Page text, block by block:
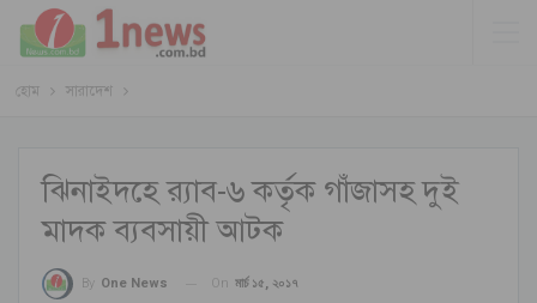
হোম সারাদেশ
ঝিনাইদহে র‌্যাব-৬ কর্তৃক গাঁজাসহ দুই
মাদক ব্যবসায়ী আটক
By One News On মার্চ ১৫, ২০১৭